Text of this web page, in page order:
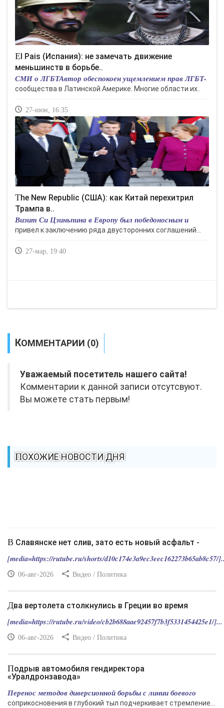
El Pais (Испания): не замечать движение
меньшинств в борьбе..
СМИ о ЛГБТАвтор обеспокоен ущемлением прав ЛГБТ-
сообщества в Латинской Америке. Многие области их..
27-июн, 16:35
The New Republic (США): как Китай перехитрил
Трампа в..
Визит Си Цзиньпина в Европу был победоносным и
привел к заключению ряда двусторонних соглашений...
27-мар, 19:40
КОММЕНТАРИИ (0)
Уважаемый посетитель нашего сайта!
Комментарии к данной записи отсутсвуют.
Вы можете стать первым!
ПОХОЖИЕ НОВОСТИ ДНЯ
В Славянске нет слив, зато есть новый асфальт -
[media=https://rutube.ru/shorts/d10c174e3a9ec3eec162273b65ab8c57/
06-авг-2026 Видео / Политика
Два вертолета столкнулись в Греции во время
[media=https://rutube.ru/video/cb2b688aae92457f7b3f5331454425e1/]...
06-авг-2026 Видео / Политика
Подрыв автомобиля гендиректора
«Уралдронзавода»
Перенос методов диверсионной борьбы с линии боевого
соприкосновения в глубокий тыл подчеркивает стремление...